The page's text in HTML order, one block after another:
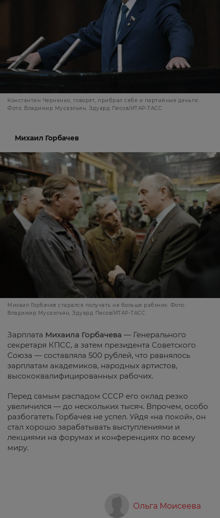
Константин Черненко, говорят, прибрал себе и партийные деньги.
Фото: Владимир Мусаэльян, Эдуард Песов/ИТАР-ТАСС
Михаил Горбачев
Михаил Горбачев старался получать не больше рабочих. Фото:
Владимир Мусаэльян, Эдуард Песов/ИТАР-ТАСС
Зарплата Михаила Горбачева — Генерального
секретаря КПСС, а затем президента Советского
Союза — составляла 500 рублей, что равнялось
зарплатам академиков, народных артистов,
высококвалифицированных рабочих.
Перед самым распадом СССР его оклад резко
увеличился — до нескольких тысяч. Впрочем, особо
разбогатеть Горбачев не успел. Уйдя «на покой», он
стал хорошо зарабатывать выступлениями и
лекциями на форумах и конференциях по всему
миру.
Ольга Моисеева